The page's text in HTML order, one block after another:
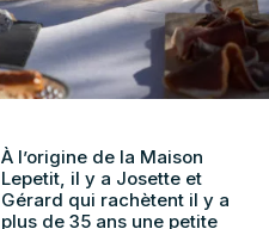
À l’origine de la Maison
Lepetit, il y a Josette et
Gérard qui rachètent il y a
plus de 35 ans une petite